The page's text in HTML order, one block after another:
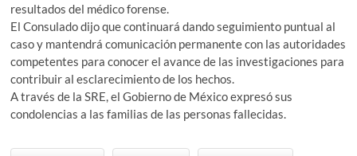
resultados del médico forense.
El Consulado dijo que continuará dando seguimiento puntual al
caso y mantendrá comunicación permanente con las autoridades
competentes para conocer el avance de las investigaciones para
contribuir al esclarecimiento de los hechos.
A través de la SRE, el Gobierno de México expresó sus
condolencias a las familias de las personas fallecidas.